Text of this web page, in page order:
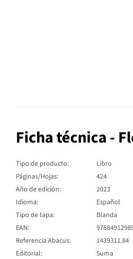
Ficha técnica -
Tipo de producto:
Libro
Páginas/Hojas:
424
Año de edición:
2023
Idioma:
Español
Tipo de tapa:
Blanda
EAN:
Referencia Abacus:
1439311.84
Editorial:
Suma